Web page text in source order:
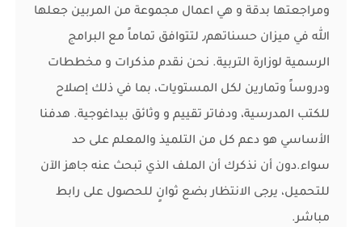
ومراجعتها بدقة و هي اعمال مجموعة من المربين جعلها
الله في ميزان حسناتهم٫ لتتوافق تماماً مع البرامج
الرسمية لوزارة التربية. نحن نقدم مذكرات و مخططات
ودروساً وتمارين لكل المستويات، بما في ذلك إصلاح
للكتب المدرسية، ودفاتر تقييم و وثائق بيداغوجية. هدفنا
الأساسي هو دعم كل من التلميذ والمعلم على حد
سواء.دون أن نذكرك أن الملف الذي تبحث عنه جاهز الآن
للتحميل، يرجى الانتظار بضع ثوانٍ للحصول على رابط
مباشر.